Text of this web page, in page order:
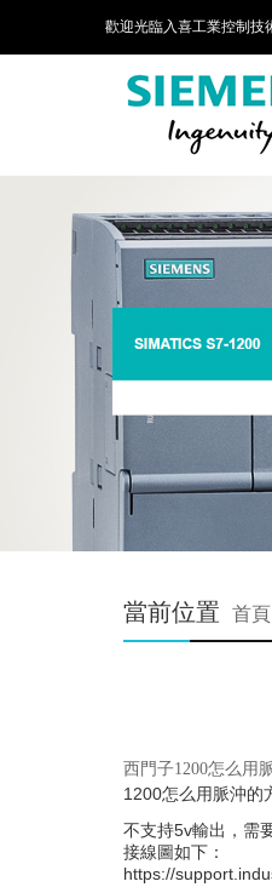
歡迎光臨入喜工業控制技
當前位置 首頁
西門子1200怎么用
1200怎么用脈沖的
不支持5v輸出，需
接線圖如下：
https://